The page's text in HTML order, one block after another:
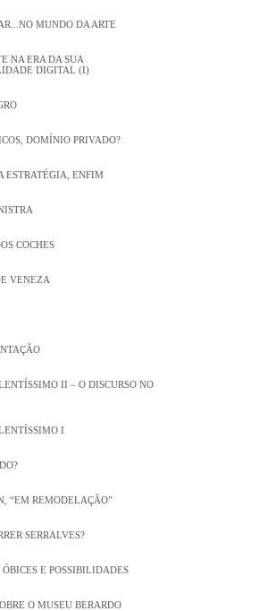
MUNDO DA ARTE
NA ERA DA SUA
DIGITAL (I)
DOMÍNIO PRIVADO?
ESTRATÉGIA, ENFIM
COCHES
VENEZA
II – O DISCURSO NO
I
“EM REMODELAÇÃO”
SERRALVES?
E POSSIBILIDADES
O MUSEU BERARDO